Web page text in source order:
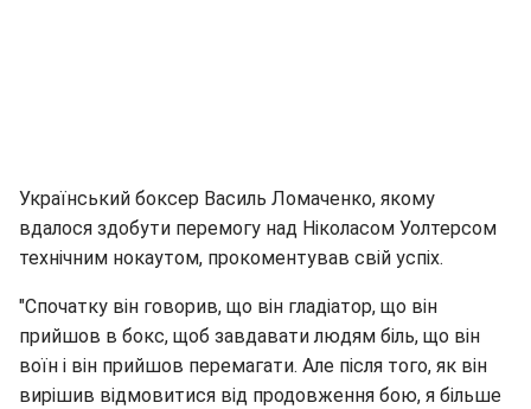
Український боксер Василь Ломаченко, якому
вдалося здобути перемогу над Ніколасом Уолтерсом
технічним нокаутом, прокоментував свій успіх.
"Спочатку він говорив, що він гладіатор, що він
прийшов в бокс, щоб завдавати людям біль, що він
воїн і він прийшов перемагати. Але після того, як він
вирішив відмовитися від продовження бою, я більше